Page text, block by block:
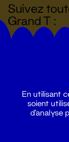
Suivez
Grand T :
En utilisant
soient
d'analyse